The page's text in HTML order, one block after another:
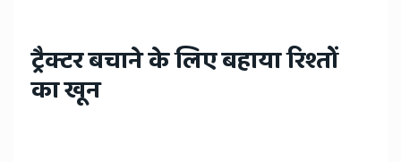
ट्रैक्टर बचाने के लिए बहाया रिश्तों
का खून